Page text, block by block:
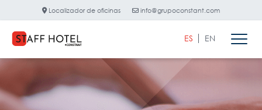
Localizador de oficinas info@grupoconstant.com
ES EN